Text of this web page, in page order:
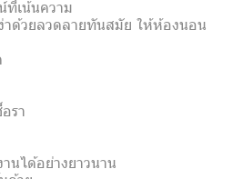
ที่เน้นความ
ด้วยลวดลายทันสมัย ให้ห้องนอน
รา
นได้อย่างยาวนาน